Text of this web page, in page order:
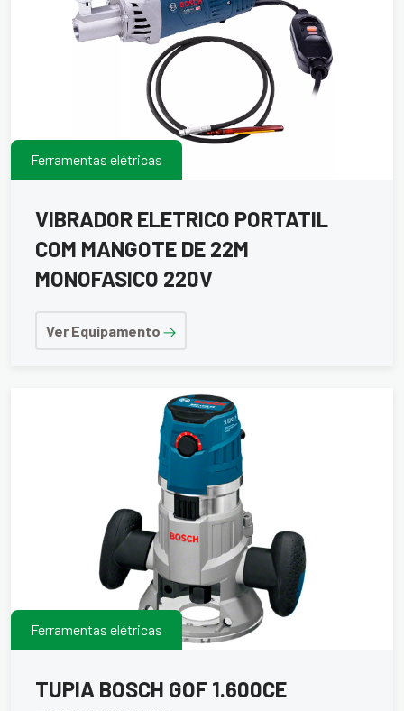
Ferramentas elétricas
VIBRADOR ELETRICO PORTATIL
COM MANGOTE DE 22M
MONOFASICO 220V
Ver Equipamento
Ferramentas elétricas
TUPIA BOSCH GOF 1.600CE